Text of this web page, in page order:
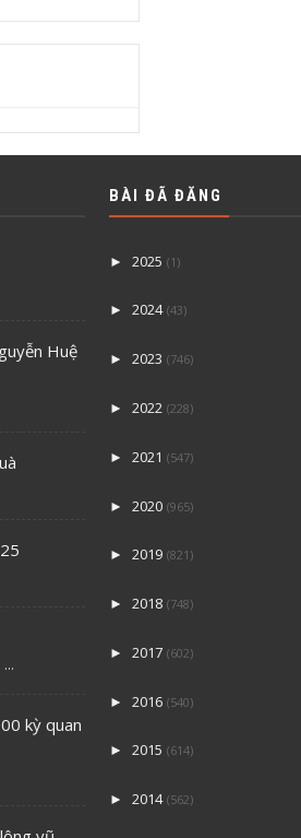
Huệ
kỳ quan
BÀI ĐÃ ĐĂNG
► 2025 (1)
► 2024 (43)
► 2023 (746)
► 2022 (228)
► 2021 (547)
► 2020 (965)
► 2019 (821)
► 2018 (748)
► 2017 (602)
► 2016 (540)
► 2015 (614)
► 2014 (562)